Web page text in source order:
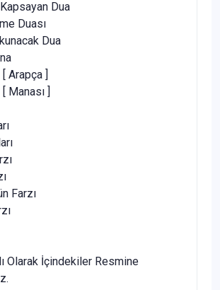
Dua
Duası
Dua
Arapça ]
Manası ]
Farzı
Olarak İçindekiler Resmine